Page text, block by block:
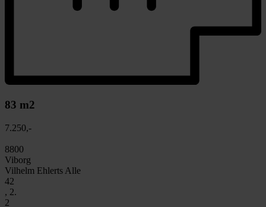
83 m2
7.250,-
8800
Viborg
Vilhelm Ehlerts Alle
42
, 2.
2